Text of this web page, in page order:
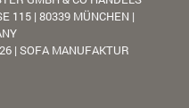
115 | 80339 MÜNCHEN |
| SOFA MANUFAKTUR